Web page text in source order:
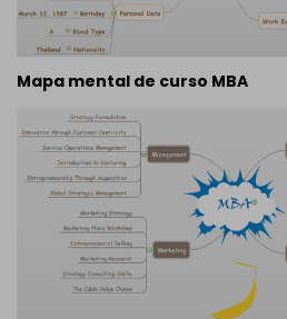
Mapa mental de curso MBA